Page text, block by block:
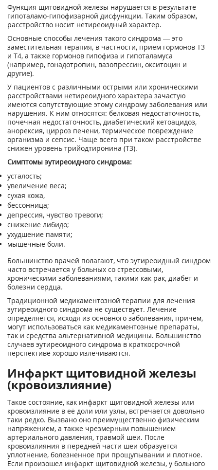
Функция щитовидной железы нарушается в результате
гипоталамо-гипофизарной дисфункции. Таким образом,
расстройство носит нетиреоидный характер.
Основные способы лечения такого синдрома — это
заместительная терапия, в частности, прием гормонов Т3
и Т4, а также гормонов гипофиза и гипоталамуса
(например, гонадотропин, вазопрессин, окситоцин и
другие).
У пациентов с различными острыми или хроническими
расстройствами нетиреоидного характера зачастую
имеются сопутствующие этому синдрому заболевания или
нарушения. К ним относятся: белковая недостаточность,
почечная недостаточность, диабетический кетоацидоз,
анорексия, цирроз печени, термическое повреждение
организма и сепсис. Чаще всего при таком расстройстве
снижен уровень трийодтиронина (Т3).
Симптомы эутиреоидного синдрома:
усталость;
увеличение веса;
сухая кожа,
бессонница;
депрессия, чувство тревоги;
снижение либидо;
ухудшение памяти;
мышечные боли.
Большинство врачей полагают, что эутиреоидный синдром
часто встречается у больных со стрессовыми,
хроническими заболеваниями, такими как рак, диабет и
болезни сердца.
Традиционной медикаментозной терапии для лечения
эутиреоидного синдрома не существует. Лечение
определяется, исходя из основного заболевания, причем,
могут использоваться как медикаментозные препараты,
так и средства альтернативной медицины. Большинство
случаев эутиреоидного синдрома в краткосрочной
перспективе хорошо излечиваются.
Инфаркт щитовидной железы
(кровоизлияние)
Такое состояние, как инфаркт щитовидной железы или
кровоизлияние в её доли или узлы, встречается довольно
таки редко. Вызвано оно преимущественно физическим
напряжением, а также чрезмерным повышением
артериального давления, травмой шеи. После
кровоизлияния в передней части шеи образуется
уплотнение, болезненное при прощупывании и плотное.
Если произошел инфаркт щитовидной железы, у больного